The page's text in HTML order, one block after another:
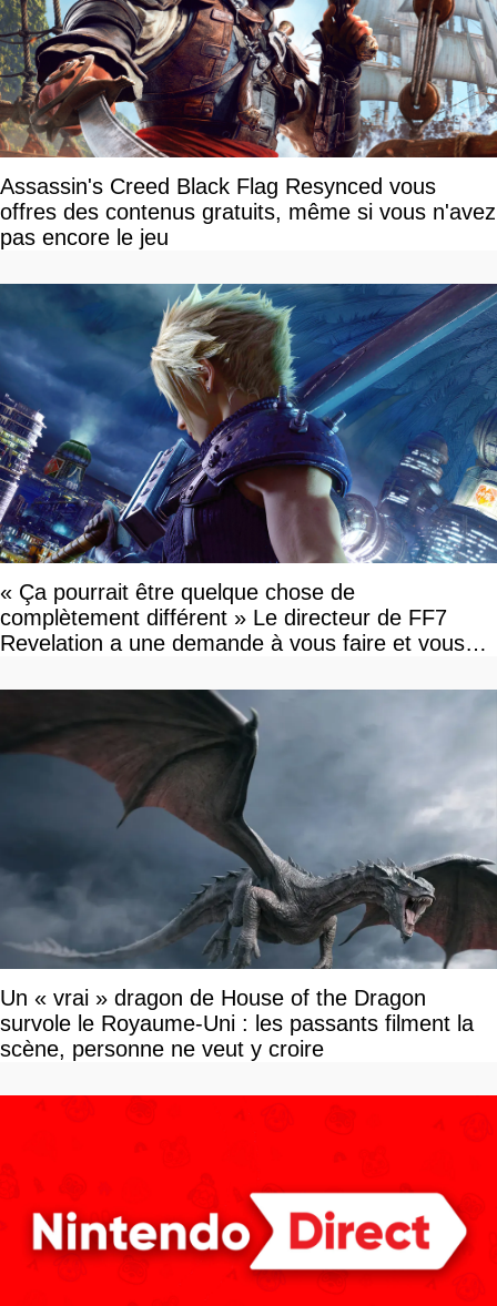
Assassin's Creed Black Flag Resynced vous
offres des contenus gratuits, même si vous n'avez
pas encore le jeu
« Ça pourrait être quelque chose de
complètement différent » Le directeur de FF7
Revelation a une demande à vous faire et vous
Un « vrai » dragon de House of the Dragon
survole le Royaume-Uni : les passants filment la
scène, personne ne veut y croire